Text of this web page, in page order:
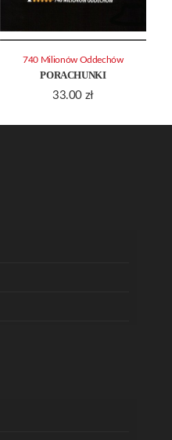
PORACHUNKI
33.00 zł
740 Milionów Oddechów